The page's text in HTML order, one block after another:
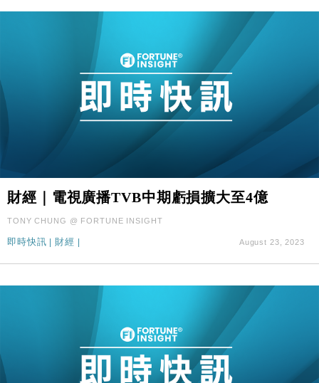
財經｜電視廣播TVB中期虧損擴大至4億
TONY CHUNG @ FORTUNE INSIGHT
即時快訊 | 財經 | August 23, 2023